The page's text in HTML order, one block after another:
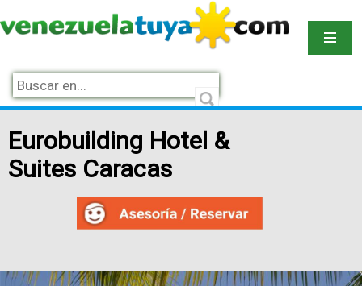
Eurobuilding Hotel &
Suites Caracas